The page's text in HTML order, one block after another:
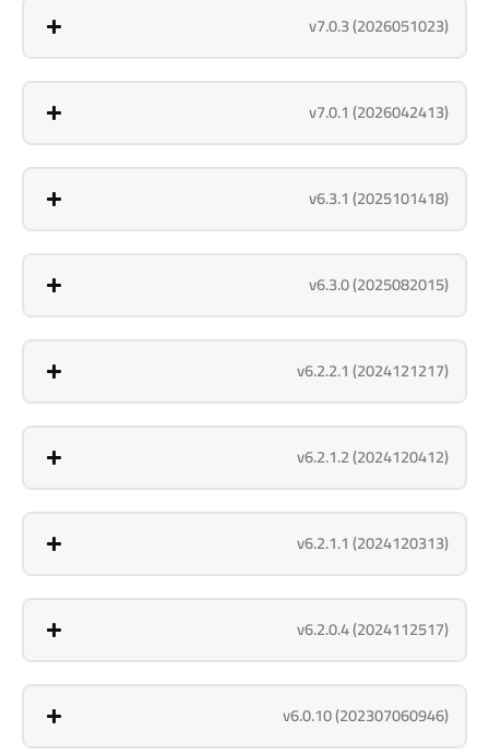
v7.0.3 (2026051023)
v7.0.1 (2026042413)
v6.3.1 (2025101418)
v6.3.0 (2025082015)
v6.2.2.1 (2024121217)
v6.2.1.2 (2024120412)
v6.2.1.1 (2024120313)
v6.2.0.4 (2024112517)
v6.0.10 (202307060946)